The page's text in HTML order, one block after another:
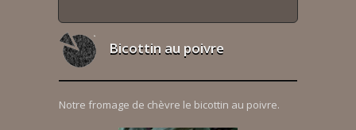
Bicottin au poivre
Notre fromage de chèvre le bicottin au poivre.